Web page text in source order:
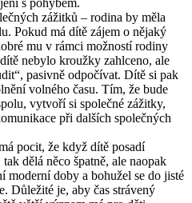
zážitků – rodina by měla
Pokud má dítě zájem o nějaký
mu v rámci možností rodiny
nebylo kroužky zahlceno, ale
pasivně odpočívat. Dítě si pak
volného času. Tím, že bude
vytvoří si společné zážitky,
při dalších společných
pocit, že když dítě posadí
dělá něco špatně, ale naopak
moderní doby a bohužel se do jisté
Důležité je, aby čas strávený